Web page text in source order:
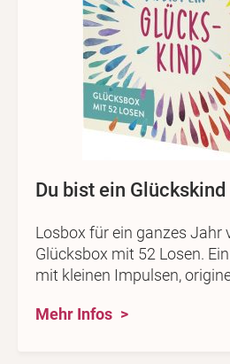
Du bist ein Glückskind
Losbox für ein ganzes Jahr
Glücksbox mit 52 Losen.
mit kleinen Impulsen,
Mehr Infos